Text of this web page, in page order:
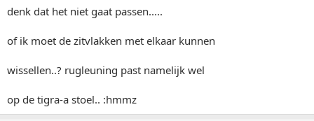
denk dat het niet gaat passen.....
of ik moet de zitvlakken met elkaar kunnen
wissellen..? rugleuning past namelijk wel
op de tigra-a stoel.. :hmmz